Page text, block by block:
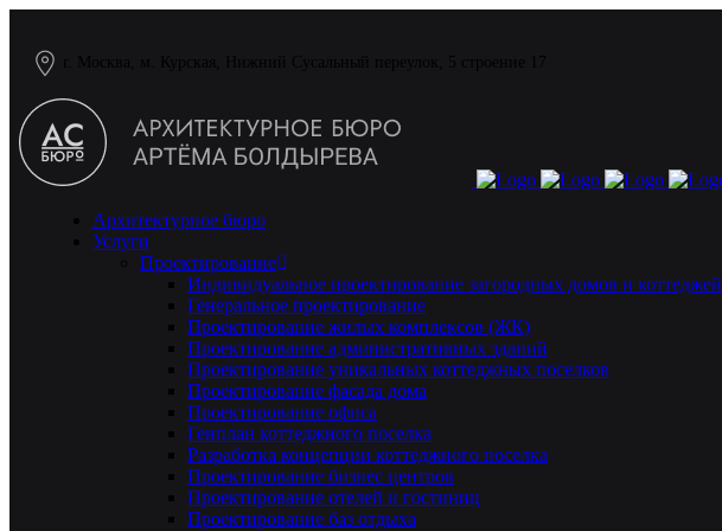
г. Москва, м. Курская, Нижний Сусальный переулок, 5 строение 17
Архитектурное бюро
Услуги
Проектирование
Индивидуальное проектирование загородных домов и коттеджей
Генеральное проектирование
Проектирование жилых комплексов (ЖК)
Проектирование административных зданий
Проектирование уникальных коттеджных поселков
Проектирование фасада дома
Проектирование офиса
Генплан коттеджного поселка
Разработка концепции коттеджного поселка
Проектирование бизнес центров
Проектирование отелей и гостиниц
Проектирование баз отдыха